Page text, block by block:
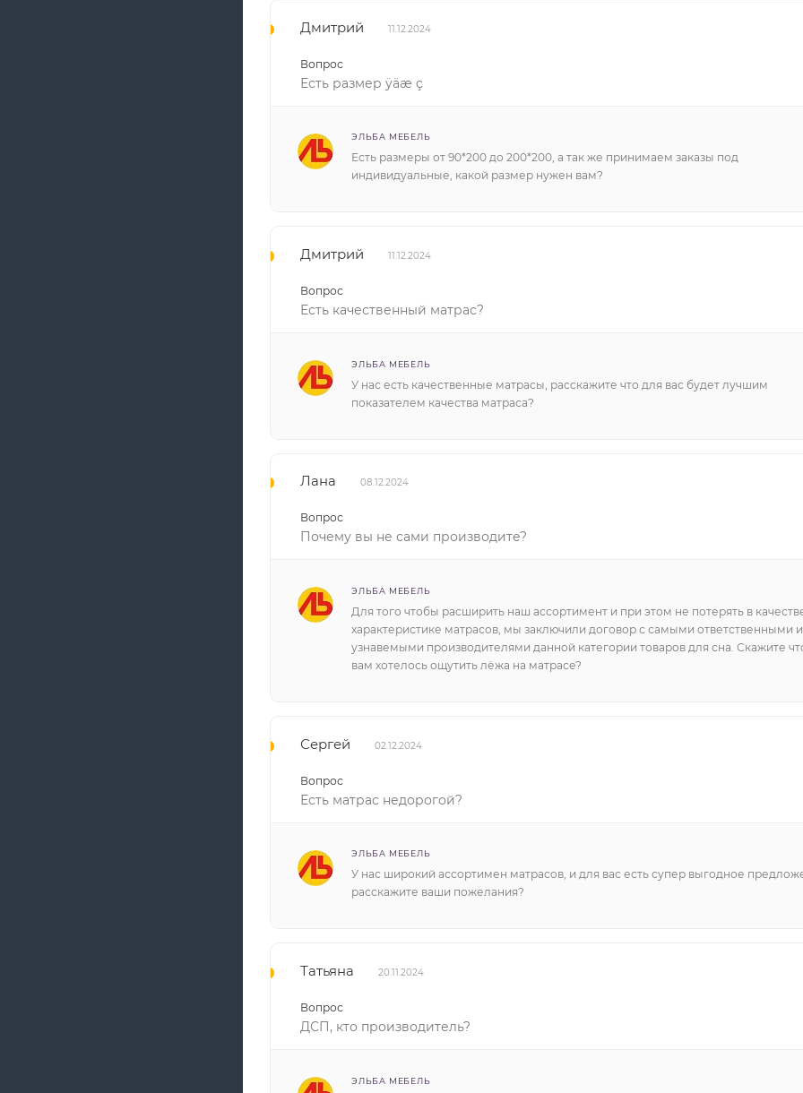
Дмитрий 11.12.2024
Вопрос
Есть размер ÿäæ ç
ЭЛЬБА МЕБЕЛЬ
Есть размеры от 90*200 до 200*200, а так же принимаем заказы под
индивидуальные, какой размер нужен вам?
Дмитрий 11.12.2024
Вопрос
Есть качественный матрас?
ЭЛЬБА МЕБЕЛЬ
У нас есть качественные матрасы, расскажите что для вас будет лучшим
показателем качества матраса?
Лана 08.12.2024
Вопрос
Почему вы не сами производите?
ЭЛЬБА МЕБЕЛЬ
Для того чтобы расширить наш ассортимент и при этом не потерять в
характеристике матрасов, мы заключили договор с самыми ответственными и
узнавемыми производителями данной категории товаров для сна. Скажите
вам хотелось ощутить лёжа на матрасе?
Сергей 02.12.2024
Вопрос
Есть матрас недорогой?
ЭЛЬБА МЕБЕЛЬ
У нас широкий ассортимен матрасов, и для вас есть супер выгодное
расскажите ваши пожелания?
Татьяна 20.11.2024
Вопрос
ДСП, кто производитель?
ЭЛЬБА МЕБЕЛЬ